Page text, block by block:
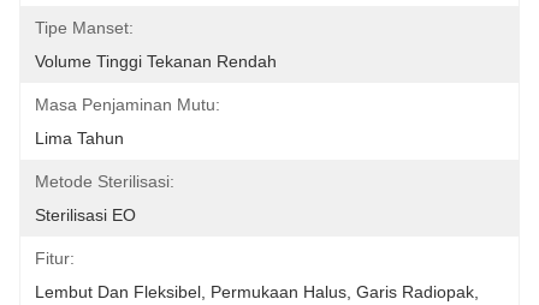
Tipe Manset:
Volume Tinggi Tekanan Rendah
Masa Penjaminan Mutu:
Lima Tahun
Metode Sterilisasi:
Sterilisasi EO
Fitur:
Lembut Dan Fleksibel, Permukaan Halus, Garis Radiopak,